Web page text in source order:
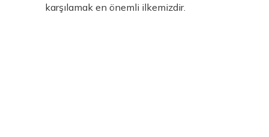
karşılamak en önemli ilkemizdir.